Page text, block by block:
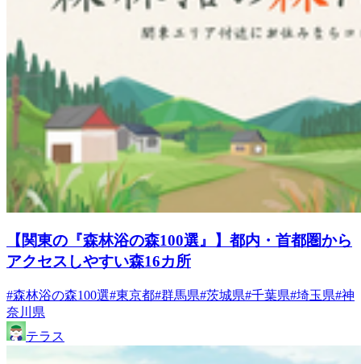
【関東の『森林浴の森100選』】都内・首都圏から
アクセスしやすい森16カ所
#森林浴の森100選#東京都#群馬県#茨城県#千葉県#埼玉県#神
奈川県
テラス